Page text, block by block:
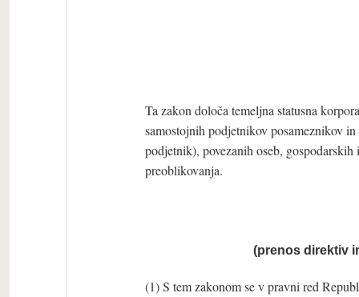
Ta zakon določa temeljna statusna
samostojnih podjetnikov posameznikov
podjetnik), povezanih oseb,
preoblikovanja.
(prenos direktiv
(1) S tem zakonom se v pravni red